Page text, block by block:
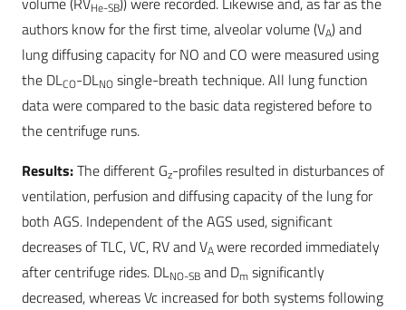
He-SB
authors know for the first time, alveolar volume (VA) and
lung diffusing capacity for NO and CO were measured using
the DLCO-DLNO single-breath technique. All lung function
data were compared to the basic data registered before to
the centrifuge runs.
Results:The different Gz-profiles resulted in disturbances of
ventilation, perfusion and diffusing capacity of the lung for
both AGS. Independent of the AGS used, significant
decreases of TLC, VC, RV and VAwere recorded immediately
after centrifuge rides. DLNO-SB and Dm significantly
decreased, whereas Vc increased for both systems following